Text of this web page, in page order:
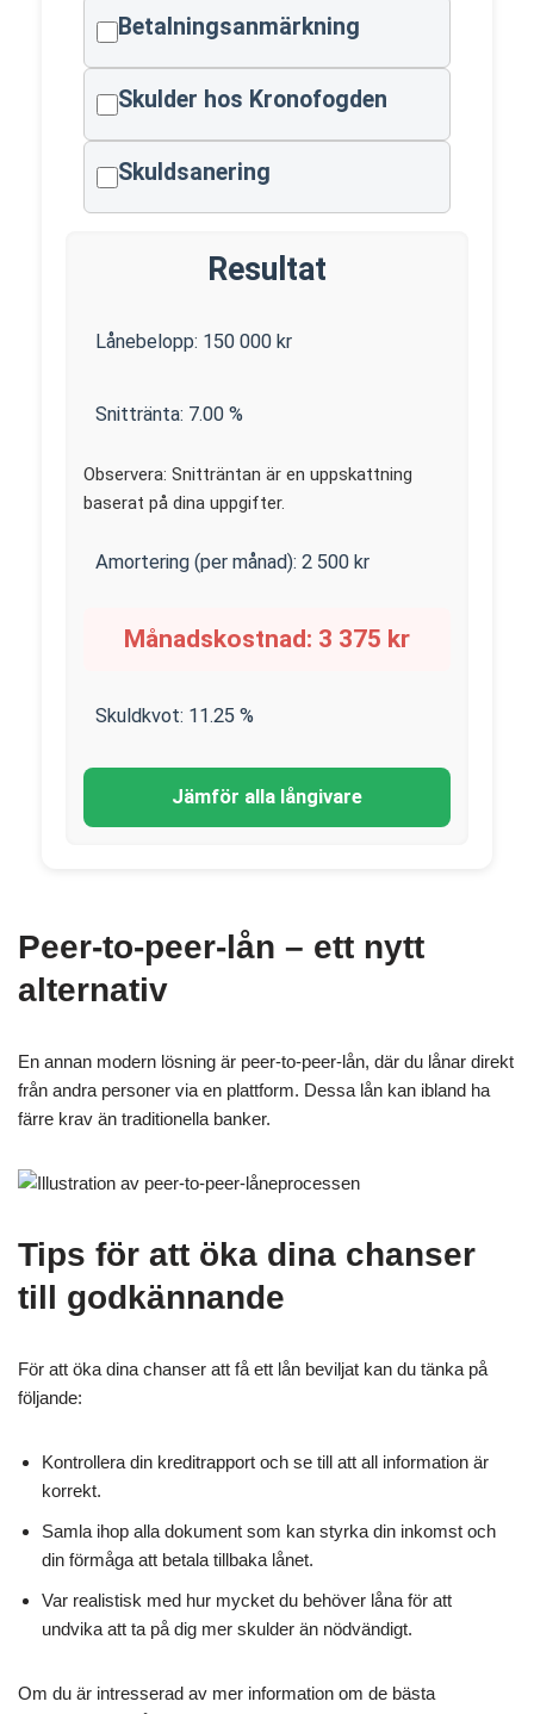
Betalningsanmärkning
Skulder hos Kronofogden
Skuldsanering
Resultat
Lånebelopp: 150 000 kr
Snittränta: 7.00 %
Observera: Snitträntan är en uppskattning
baserat på dina uppgifter.
Amortering (per månad): 2 500 kr
Månadskostnad: 3 375 kr
Skuldkvot: 11.25 %
Jämför alla långivare
Peer-to-peer-lån – ett nytt
alternativ
En annan modern lösning är peer-to-peer-lån, där du lånar direkt
från andra personer via en plattform. Dessa lån kan ibland ha
färre krav än traditionella banker.
Tips för att öka dina chanser
till godkännande
För att öka dina chanser att få ett lån beviljat kan du tänka på
följande:
Kontrollera din kreditrapport och se till att all information är
korrekt.
Samla ihop alla dokument som kan styrka din inkomst och
din förmåga att betala tillbaka lånet.
Var realistisk med hur mycket du behöver låna för att
undvika att ta på dig mer skulder än nödvändigt.
Om du är intresserad av mer information om de bästa